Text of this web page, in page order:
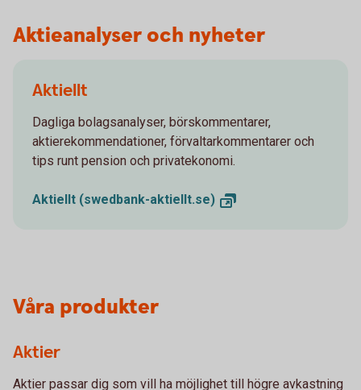
Aktieanalyser och nyheter
Aktiellt
Dagliga bolagsanalyser, börskommentarer,
aktierekommendationer, förvaltarkommentarer och
tips runt pension och privatekonomi.
Aktiellt (swedbank-aktiellt.se)
Våra produkter
Aktier
Aktier passar dig som vill ha möjlighet till högre avkastning